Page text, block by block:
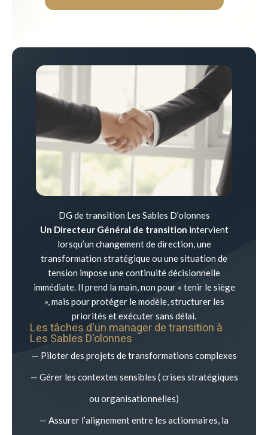
DG de transition Les Sables D’olonnes
Un Directeur Général de transition intervient
lorsqu’un changement de direction, une
transformation stratégique ou une situation de
tension impose une continuité décisionnelle
immédiate. Il prend la main, non pour « tenir le siège
», mais pour protéger le modèle, structurer les
priorités et exécuter sans délai.
Les tâches d'un manager de transition à
Les Sables D'olonnes
— Piloter des projets de transformations complexes
— Gérer les contextes sensibles ( crises stratégiques
ou organisationnelles)
— Assurer l’alignement entre les actionnaires, la